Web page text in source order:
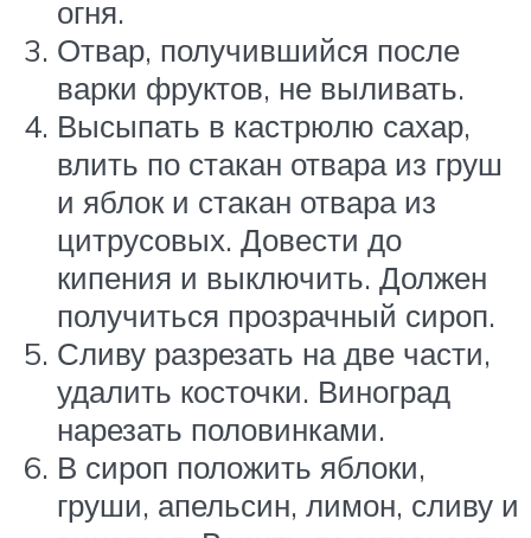
огня.
Отвар, получившийся после
варки фруктов, не выливать.
Высыпать в кастрюлю сахар,
влить по стакан отвара из груш
и яблок и стакан отвара из
цитрусовых. Довести до
кипения и выключить. Должен
получиться прозрачный сироп.
Сливу разрезать на две части,
удалить косточки. Виноград
нарезать половинками.
В сироп положить яблоки,
груши, апельсин, лимон, сливу и